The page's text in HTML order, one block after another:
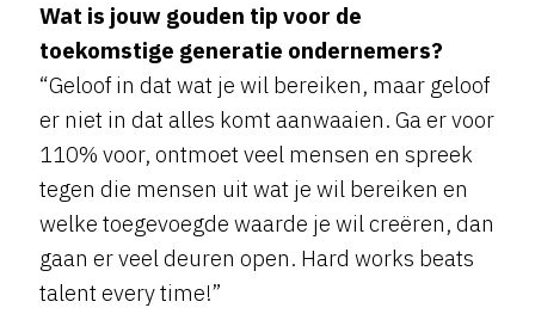
Wat is jouw gouden tip voor de
toekomstige generatie ondernemers?
“Geloof in dat wat je wil bereiken, maar geloof
er niet in dat alles komt aanwaaien. Ga er voor
110% voor, ontmoet veel mensen en spreek
tegen die mensen uit wat je wil bereiken en
welke toegevoegde waarde je wil creëren, dan
gaan er veel deuren open. Hard works beats
talent every time!”